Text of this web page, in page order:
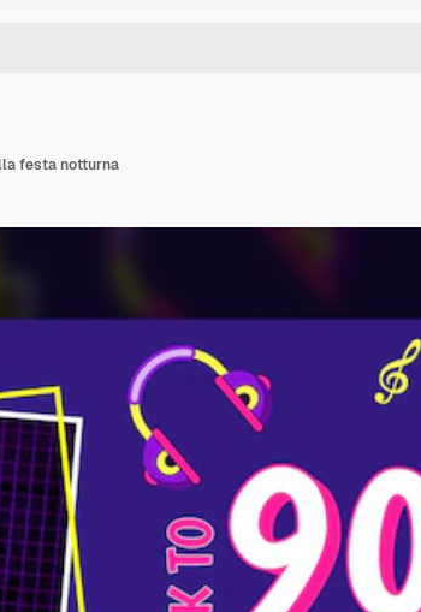
festa notturna